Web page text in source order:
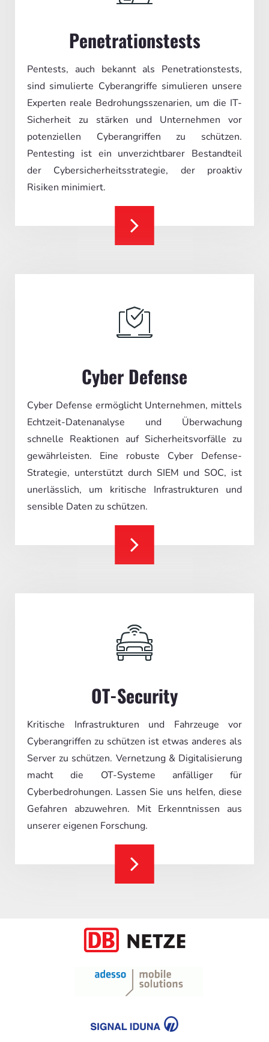
Penetrationstests
Pentests, auch bekannt als Penetrationstests,
sind simulierte Cyberangriffe simulieren unsere
Experten reale Bedrohungsszenarien, um die IT-
Sicherheit zu stärken und Unternehmen vor
potenziellen Cyberangriffen zu schützen.
Pentesting ist ein unverzichtbarer Bestandteil
der Cybersicherheitsstrategie, der proaktiv
Risiken minimiert.
Cyber Defense
Cyber Defense ermöglicht Unternehmen, mittels
Echtzeit-Datenanalyse und Überwachung
schnelle Reaktionen auf Sicherheitsvorfälle zu
gewährleisten. Eine robuste Cyber Defense-
Strategie, unterstützt durch SIEM und SOC, ist
unerlässlich, um kritische Infrastrukturen und
sensible Daten zu schützen.
OT-Security
Kritische Infrastrukturen und Fahrzeuge vor
Cyberangriffen zu schützen ist etwas anderes als
Server zu schützen. Vernetzung & Digitalisierung
macht die OT-Systeme anfälliger für
Cyberbedrohungen. Lassen Sie uns helfen, diese
Gefahren abzuwehren. Mit Erkenntnissen aus
unserer eigenen Forschung.